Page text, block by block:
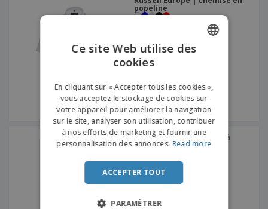
popeline
SOL'S | Chemise Oxford à
manches courtes pour
DUTCH
PORTUGUESE
SPANISH
ITALIAN
Ce site Web utilise des
cookies
En cliquant sur « Accepter tous les cookies »,
vous acceptez le stockage de cookies sur
votre appareil pour améliorer la navigation
sur le site, analyser son utilisation, contribuer
à nos efforts de marketing et fournir une
personnalisation des annonces. Read more
ACCEPTER TOUT
PARAMÉTRER